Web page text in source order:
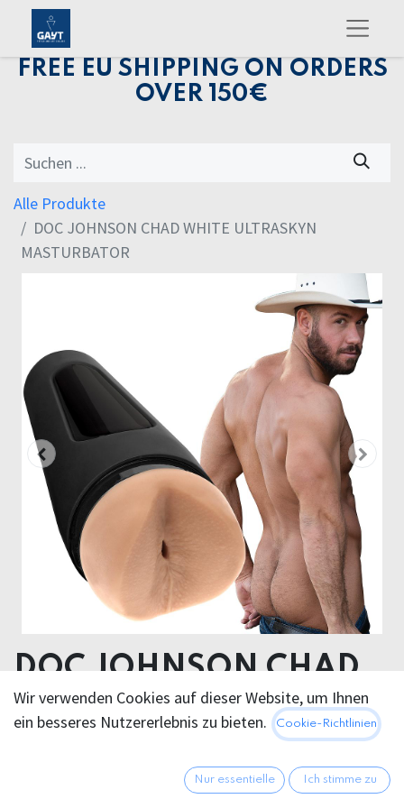
FREE EU SHIPPING ON ORDERS
OVER 150€
Alle Produkte
DOC JOHNSON CHAD WHITE ULTRASKYN
MASTURBATOR
DOC JOHNSON CHAD
WHITE ULTRASKYN
MASTURBATOR
Wir verwenden Cookies auf dieser Website, um Ihnen
ein besseres Nutzererlebnis zu bieten.
Cookie-Richtlinien
Nur essentielle Ich stimme zu